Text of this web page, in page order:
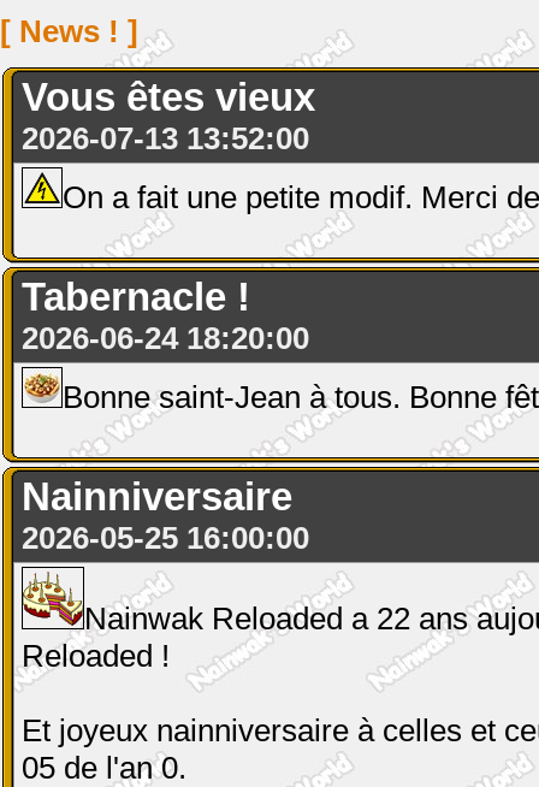
[ News ! ]
Vous êtes vieux
2026-07-13 13:52:00
On a fait une petite modif. Merci
Tabernacle !
2026-06-24 18:20:00
Bonne saint-Jean à tous. Bonne
Nainniversaire
2026-05-25 16:00:00
Nainwak Reloaded a 22 ans
Reloaded !
Et joyeux nainniversaire à celles et
05 de l'an 0.